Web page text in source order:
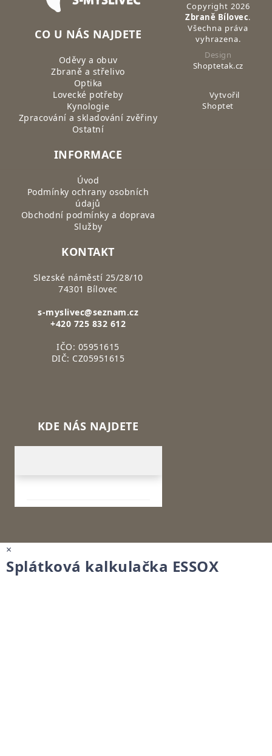
CO U NÁS NAJDETE
Oděvy a obuv
Zbraně a střelivo
Optika
Lovecké potřeby
Kynologie
Zpracování a skladování zvěřiny
Ostatní
INFORMACE
Úvod
Podmínky ochrany osobních
údajů
Obchodní podmínky a doprava
Služby
KONTAKT
Slezské náměstí 25/28/10
74301 Bílovec
s-myslivec@seznam.cz
+420 725 832 612
IČO: 05951615
DIČ: CZ05951615
KDE NÁS NAJDETE
Copyright 2026
Zbraně Bílovec.
Všechna práva
vyhrazena.
Design
Shoptetak.cz
Vytvořil
Shoptet
×
Splátková kalkulačka ESSOX